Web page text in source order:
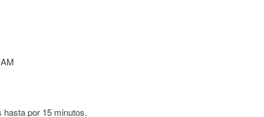
hasta por 15 minutos.